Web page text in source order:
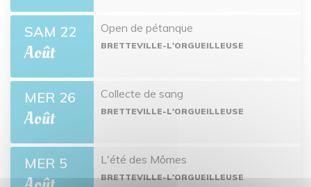
SAM 22
Août
Open de pétanque
BRETTEVILLE-L'ORGUEILLEUSE
MER 26
Août
Collecte de sang
BRETTEVILLE-L'ORGUEILLEUSE
MER 5 L'été des Mômes
BRETTEVILLE-L'ORGUEILLEUSE